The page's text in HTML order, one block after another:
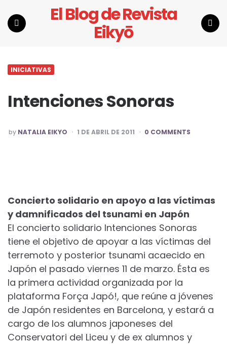
El Blog de Revista
Eikyō
INICIATIVAS
Intenciones Sonoras
POSTED
BY
by NATALIA EIKYO 1 DE ABRIL DE 2011 0 COMMENTS
Concierto solidario en apoyo a las víctimas
y damnificados del tsunami en Japón
El concierto solidario Intenciones Sonoras
tiene el objetivo de apoyar a las víctimas del
terremoto y posterior tsunami acaecido en
Japón el pasado viernes 11 de marzo. Ésta es
la primera actividad organizada por la
plataforma Força Japó!, que reúne a jóvenes
de Japón residentes en Barcelona, y estará a
cargo de los alumnos japoneses del
Conservatori del Liceu y de ex alumnos y